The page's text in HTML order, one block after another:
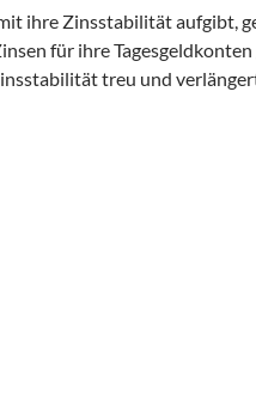
ihre Zinsstabilität aufgibt,
für ihre
treu und